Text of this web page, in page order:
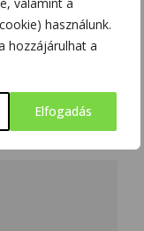
használunk.
hozzájárulhat a
Elfogadás
mezőket